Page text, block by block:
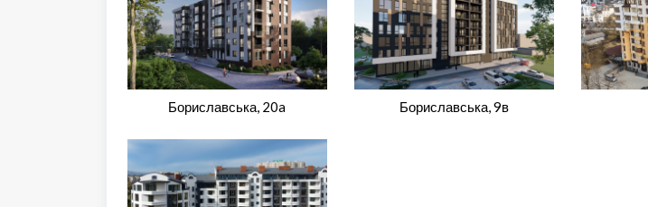
Бориславська, 20a Бориславська, 9в